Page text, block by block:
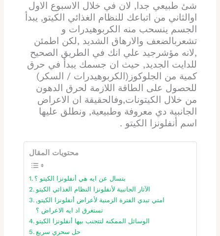
شئ طبيعي جدا, لان في خلال الاسبوع الاول
اوالثاني من اتباعك للنظام الغذائي الكيتو, يبدأ
الجسم ينسحب منه الكربوهيدرات و
تشعربالضعف والارهاق الشديد ,لكن اطمئن
,لانه مؤشرجيد علي انك في الطريق الصحيح
للدايت الجديد, حيث ان جسمك يبدأ في حرق
كمية من الجلوكوز(الكربوهيدرات / السكر)
للحصول على الطاقة اللازمة لحرق الدهون
من خلال الكيتونات,وفالحقيقة ان الاعراض
الجانبية دي معروفة وطبيعية, ونطلق عليها
اسم أنفلونزا الكيتو .
محتويات المقال
بتسال عن ايه هي أنفلونزا الكيتو ؟
امتي تبدي الفترة الزمنية لأعراض أنفلونزا الكيتو,
تستغرق اد ايه الاعراض ؟
الوسائل الممكنه لتتجنب بيها أنفلونزا الكيتو
حل سحري سريع